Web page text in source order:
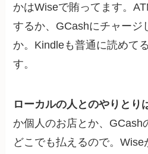
かはWiseで賄ってます。
するか、GCashにチャージ
か。Kindleも普通に読めて
す。
ローカルの人とのやりとり
か個人のお店とか、GCash
どこでも払えるので。